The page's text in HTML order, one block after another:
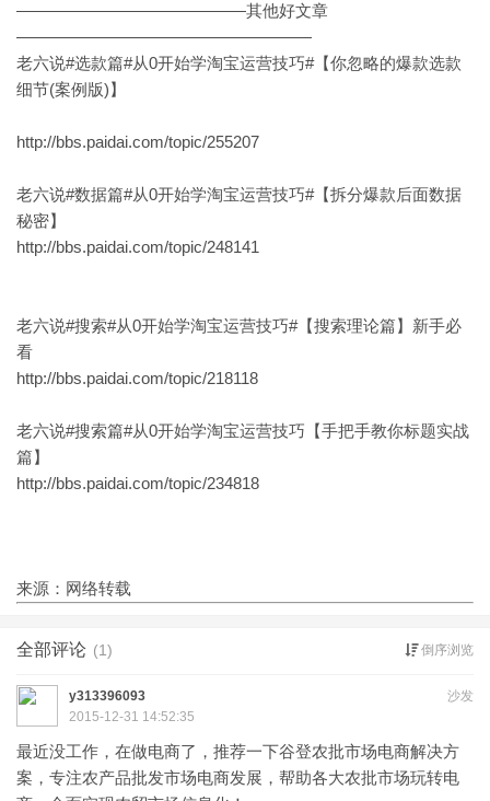
——————————————其他好文章
——————————————————
老六说#选款篇#从0开始学淘宝运营技巧#【你忽略的爆款选款
细节(案例版)】
http://bbs.paidai.com/topic/255207
老六说#数据篇#从0开始学淘宝运营技巧#【拆分爆款后面数据
秘密】
http://bbs.paidai.com/topic/248141
老六说#搜索#从0开始学淘宝运营技巧#【搜索理论篇】新手必
看
http://bbs.paidai.com/topic/218118
老六说#搜索篇#从0开始学淘宝运营技巧【手把手教你标题实战
篇】
http://bbs.paidai.com/topic/234818
来源：网络转载
全部评论 (1) 倒序浏览
沙发
y313396093
2015-12-31 14:52:35
最近没工作，在做电商了，推荐一下谷登农批市场电商解决方
案，专注农产品批发市场电商发展，帮助各大农批市场玩转电